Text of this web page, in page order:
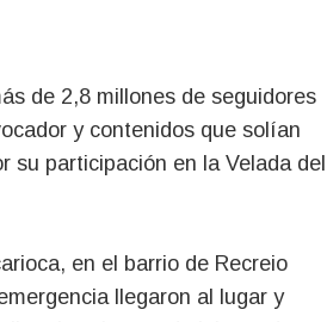
de 2,8 millones de seguidores
y contenidos que solían
su participación en la Velada del
en el barrio de Recreio
llegaron al lugar y